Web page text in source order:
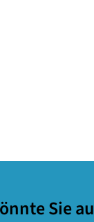
Sie